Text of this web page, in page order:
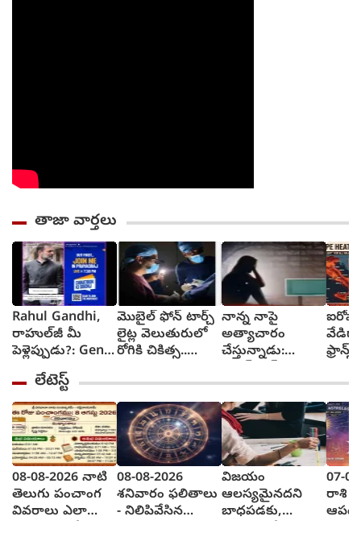
తాజా వార్తలు
Rahul Gandhi,
రాహుల్‌జీ మీ
పెళ్లెప్పుడు?: GenZ
నుంచి ప్రశ్న
మొబైల్ ఫోన్ టార్చ్
లైట్ల వెలుతురులో
రోగికి చికిత్స..
నాన్న నాపై
అత్యాచారం
చేస్తున్నాడు:
పోలీసులకు బాలిక
ఫిర్యాదు
రవాణా
లేటెస్ట్
08-08-2026 నాటి
తెలుగు పంచాంగ
వివరాలు ఎలా
08-08-2026
శనివారం ఫలితాలు
- నిలిపివేసిన
విజయం
ఆలస్యమైనదని
బాధపడకు,
07-
రాశి